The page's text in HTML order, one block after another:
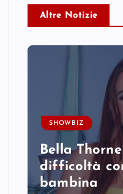
Altre Notizie
SHOWBIZ
Bella
difficoltà
bambina